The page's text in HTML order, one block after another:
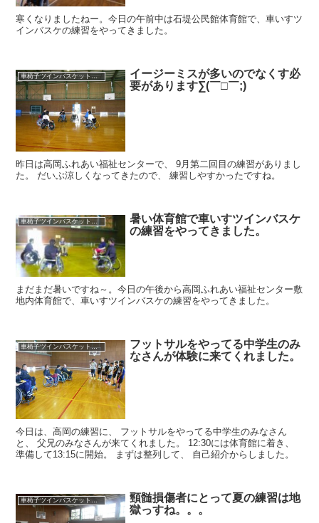
寒くなりましたねー。今日の午前中は石堤公民館体育館で、車いすツ
インバスケの練習をやってきました。
車椅子ツインバスケット練習
イージーミスが多いのでなくす必
要があります∑(￣□￣;)
昨日は高岡ふれあい福祉センターで、 9月第二回目の練習がありまし
た。 だいぶ涼しくなってきたので、 練習しやすかったですね。
暑い体育館で車いすツインバスケ
の練習をやってきました。
まだまだ暑いですね～。今日の午後から高岡ふれあい福祉センター敷
地内体育館で、車いすツインバスケの練習をやってきました。
車椅子ツインバスケット練習
フットサルをやってる中学生のみ
なさんが体験に来てくれました。
今日は、高岡の練習に、 フットサルをやってる中学生のみなさん
と、 父兄のみなさんが来てくれました。 12:30には体育館に着き、
準備して13:15に開始。 まずは整列して、 自己紹介からしました。
頸髄損傷者にとって夏の練習は地
獄っすね。。。